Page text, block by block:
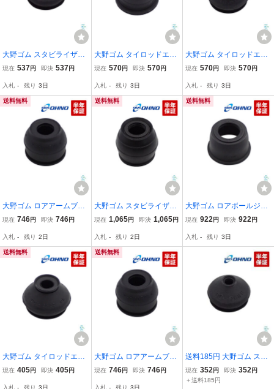
大野ゴム スタビライザー
リンクブーツ オデッセイ
ト ライフ ヴェゼル カバ
ー ジョイント DC-2668
現在 537円 即決 537円
入札 - 残り 3日
大野ゴム タイロッドエン
ドカバー ダイハツ アトレ
0P S200P S700V S710V
出荷締切18時
現在 570円 即決 570円
入札 - 残り 3日
大野ゴム タイロッドエン
ドカバー ミツビシ タウン
ブ DS17W DS64W DS17
V MB15S ブーツ
現在 570円 即決 570円
入札 - 残り 3日
送料無料
大野ゴム ロアアームブー
ツ ダイハツ タフト タン
ッキー LA900S LA910S L
A650S LA660S
現在 746円 即決 746円
入札 - 残り 2日
送料無料
大野ゴム スタビライザー
リンクブーツ ニッサン モ
33S DR17V DR16T ゴム
ブッシュ OHNO DC-2663
現在 1,065円 即決 1,065円
入札 - 残り 2日
送料無料
大野ゴム ロアボールジョ
イントブーツ 日産 エクス
リス プレサージュ ムラー
ノ PNU31 PU31 TNT31
現在 922 円 即決 922 円
入札 - 残り 3日
送料無料
大野ゴム タイロッドエン
ドカバー レクサス ブッシ
現在 405円 即決 405円
入札 - 残り 3日
送料無料
大野ゴム ロアアームブー
ツ ホンダ CR-V アクティ
現在 746円 即決 746円
入札 - 残り 3日
送料185円 大野ゴム スタ
ビライザーリンクブーツ
タント ウェイク キャスト
現在 352円 即決 352円
＋送料185円